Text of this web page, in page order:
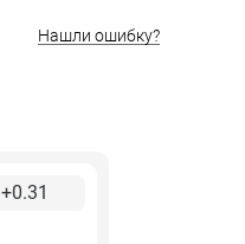
Нашли ошибку?
+0.31